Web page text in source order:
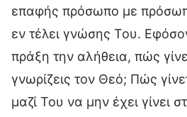
επαφής πρόσωπο με
εν τέλει γνώσης Του.
πράξη την αλήθεια, πώς
γνωρίζεις τον Θεό; Πώς
μαζί Του να μην έχει γίνει